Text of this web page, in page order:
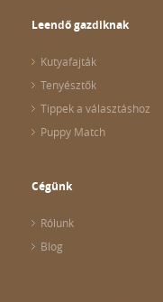
Leendő gazdiknak
Kutyafajták
Tenyésztők
Tippek a választáshoz
Puppy Match
Cégünk
Rólunk
Blog